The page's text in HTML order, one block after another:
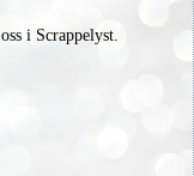
i Scrappelyst.